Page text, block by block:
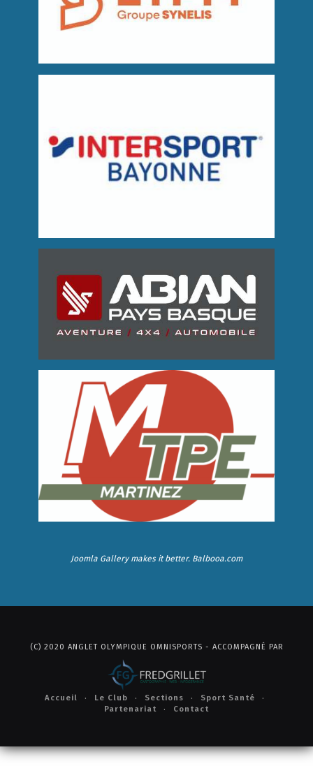
Joomla Gallerymakes it better. Balbooa.com
(C) 2020 ANGLET OLYMPIQUE OMNISPORTS - ACCOMPAGNÉ PAR
Accueil Le Club Sections
Sport Santé
Partenariat
Contact